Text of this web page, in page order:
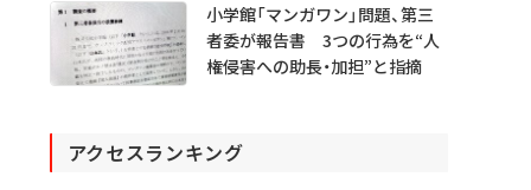
小学館「マンガワン」問題、第三
者委が報告書 3つの行為を“人
権侵害への助長・加担”と指摘
アクセスランキング